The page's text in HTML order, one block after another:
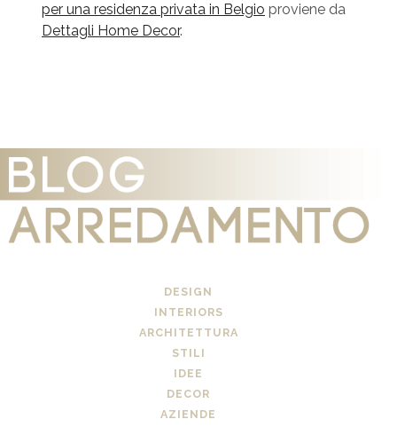
per una residenza privata in Belgio proviene da
Dettagli Home Decor.
DESIGN
INTERIORS
ARCHITETTURA
STILI
IDEE
DECOR
AZIENDE